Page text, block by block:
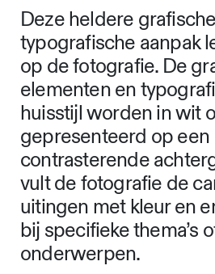
Deze heldere
typografische aanpak
op de fotografie. De
elementen en
huisstijl worden in wit
gepresenteerd op een
contrasterende
vult de fotografie de
uitingen met kleur en
bij specifieke thema’s
onderwerpen.